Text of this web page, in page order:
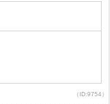
（ID:9754）